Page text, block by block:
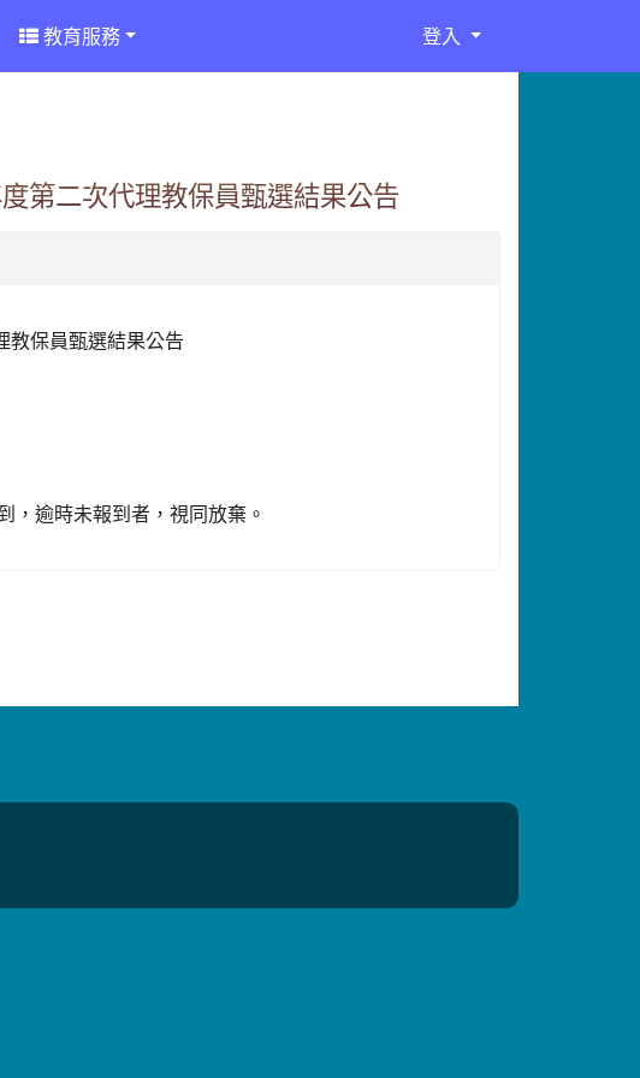
教育服務 登入
第二次代理教保員甄選結果公告
教保員甄選結果公告
，逾時未報到者，視同放棄。